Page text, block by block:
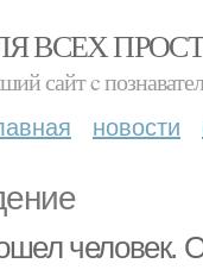
ВСЕХ
сайт c
новости
человек.